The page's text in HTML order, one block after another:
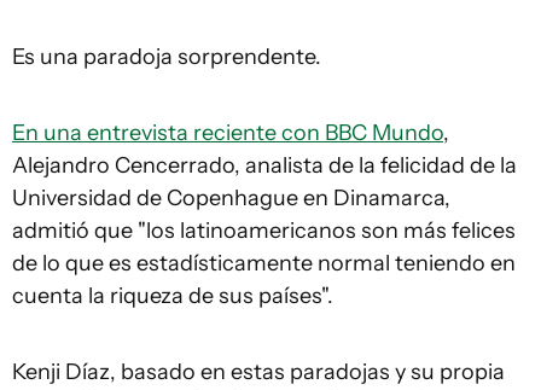
Es una paradoja sorprendente.
En una entrevista reciente con BBC Mundo,
Alejandro Cencerrado, analista de la felicidad de la
Universidad de Copenhague en Dinamarca,
admitió que "los latinoamericanos son más felices
de lo que es estadísticamente normal teniendo en
cuenta la riqueza de sus países".
Kenji Díaz, basado en estas paradojas y su propia